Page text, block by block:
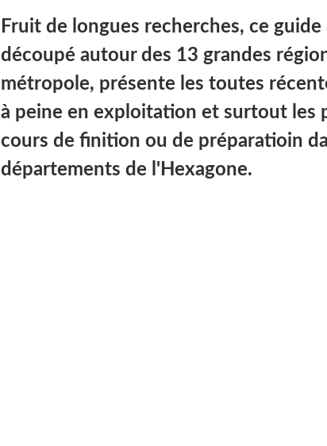
Fruit de longues recherches, ce guide
découpé autour des 13 grandes
métropole, présente les toutes
à peine en exploitation et surtout les
cours de finition ou de préparatioin
départements de l'Hexagone.